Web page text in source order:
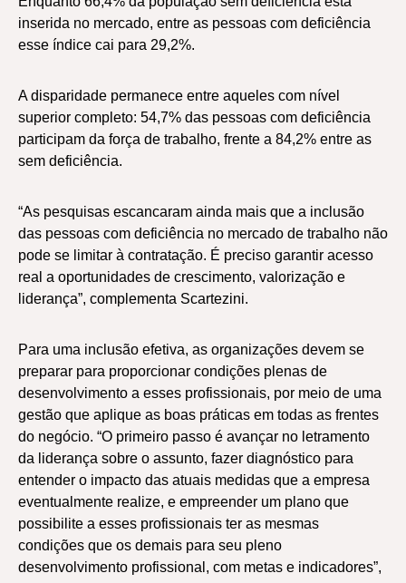
inserida no mercado, entre as pessoas com deficiência
esse índice cai para 29,2%.
A disparidade permanece entre aqueles com nível
superior completo: 54,7% das pessoas com deficiência
participam da força de trabalho, frente a 84,2% entre as
sem deficiência.
“As pesquisas escancaram ainda mais que a inclusão
das pessoas com deficiência no mercado de trabalho não
pode se limitar à contratação. É preciso garantir acesso
real a oportunidades de crescimento, valorização e
liderança”, complementa Scartezini.
Para uma inclusão efetiva, as organizações devem se
preparar para proporcionar condições plenas de
desenvolvimento a esses profissionais, por meio de uma
gestão que aplique as boas práticas em todas as frentes
do negócio. “O primeiro passo é avançar no letramento
da liderança sobre o assunto, fazer diagnóstico para
entender o impacto das atuais medidas que a empresa
eventualmente realize, e empreender um plano que
possibilite a esses profissionais ter as mesmas
condições que os demais para seu pleno
desenvolvimento profissional, com metas e indicadores”,